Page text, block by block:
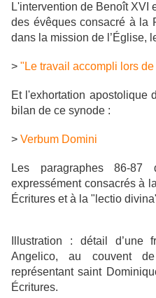
L'intervention de Benoît XVI
des évêques consacré à la
dans la mission de l’Église,
> "Le travail accompli lors
Et l'exhortation apostolique
bilan de ce synode :
> Verbum Domini
Les paragraphes 86-87
expressément consacrés à
Écritures et à la "lectio
Illustration : détail d’une
Angelico, au couvent
représentant saint
Écritures.